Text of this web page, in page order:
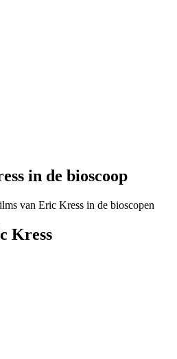
in de bioscoop
van Eric Kress in de bioscopen
Kress